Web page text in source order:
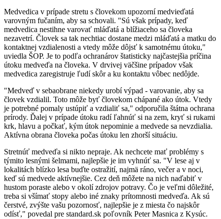
Medvedica v prípade stretu s človekom upozorní medvieďatá
varovným fučaním, aby sa schovali. "Sú však prípady, keď
medvedica nestihne varovať mláďatá a blížiaceho sa človeka
nezavetrí. Človek sa tak nechtiac dostane medzi mláďatá a matku do
kontaktnej vzdialenosti a vtedy môže dôjsť k samotnému útoku,"
uviedla ŠOP. Je to podľa ochranárov štatisticky najčastejšia príčina
útoku medveďa na človeka. V drvivej väčšine prípadov však
medvedica zaregistruje ľudí skôr a ku kontaktu vôbec nedôjde.
"Medveď v sebaobrane niekedy urobí výpad - varovanie, aby sa
človek vzdialil. Toto môže byť človekom chápané ako útok. Vtedy
je potrebné pomaly ustúpiť a vzdialiť sa," odporučila štátna ochrana
prírody. Ďalej v prípade útoku radí ľahnúť si na zem, kryť si rukami
krk, hlavu a počkať, kým útok nepominie a medvede sa nevzdialia.
Aktívna obrana človeka počas útoku len zhorší situáciu.
Stretnúť medveďa si nikto nepraje. Ak nechcete mať problémy s
týmito lesnými šelmami, najlepšie je im vyhnúť sa. "V lese aj v
lokalitách blízko lesa buďte ostražití, najmä ráno, večer a v noci,
keď sú medvede aktívnejšie. Cez deň môžete na nich naďabiť v
hustom poraste alebo v okolí zdrojov potravy. Čo je veľmi dôležité,
treba si všímať stopy alebo iné znaky prítomnosti medveďa. Ak sú
čerstvé, zvýšte vašu pozornosť, najlepšie je z miesta čo najskôr
odísť," povedal pre standard.sk poľovník Peter Masnica z Kysúc.